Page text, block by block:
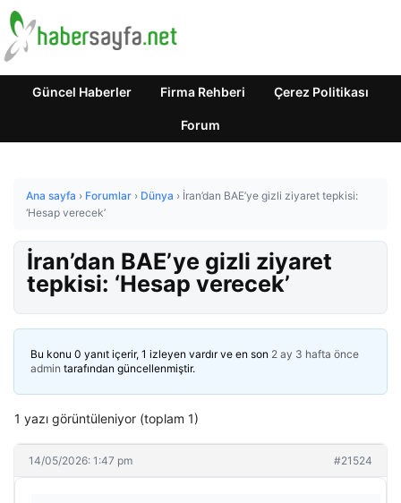
Güncel Haberler Firma Rehberi Çerez Politikası
Forum
Ana sayfa › Forumlar › Dünya › İran’dan BAE’ye gizli ziyaret tepkisi:
‘Hesap verecek’
İran’dan BAE’ye gizli ziyaret
tepkisi: ‘Hesap verecek’
Bu konu 0 yanıt içerir, 1 izleyen vardır ve en son 2 ay 3 hafta önce
admin tarafından güncellenmiştir.
1 yazı görüntüleniyor (toplam 1)
14/05/2026: 1:47 pm #21524